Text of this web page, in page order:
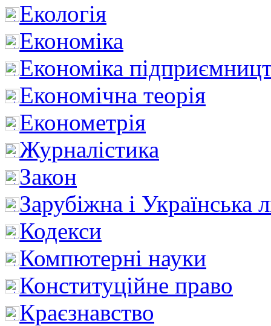
Екологія
Економіка
Економіка
Економічна теорія
Економетрія
Журналістика
Закон
Зарубіжна і Українська
Кодекси
Компютерні науки
Конституційне право
Краєзнавство